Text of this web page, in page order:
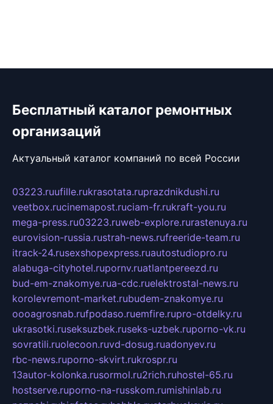
Бесплатный каталог ремонтных
организаций
Актуальный каталог компаний по всей России
03223.ruufille.rukrasotata.ruprazdnikdushi.ru
veetbox.rucinemapost.ruciam-fr.rukraft-you.ru
mega-press.ru03223.ruweb-explore.rurastenuya.ru
eurovision-russia.rustrah-news.rufreeride-team.ru
itrack-24.rusexshopexpress.ruautostudiopro.ru
alabuga-cityhotel.rupornv.ruatlantpereezd.ru
bud-em-znakomye.rua-cdc.ruelektrostal-news.ru
korolevremont-market.rubudem-znakomye.ru
oooagrosnab.rufpodaso.ruemfire.rupro-otdelky.ru
ukrasotki.ruseksuzbek.ruseks-uzbek.ruporno-vk.ru
sovratili.ruolecoon.ruvd-dosug.ruadonyev.ru
rbc-news.ruporno-skvirt.rukrospr.ru
13autor-kolonka.rusormol.ru2rich.ruhostel-65.ru
hostserve.ruporno-na-russkom.rumishinlab.ru